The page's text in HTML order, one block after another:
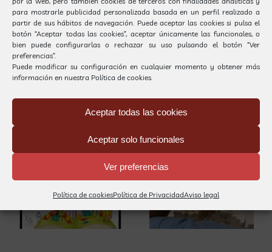
para mostrarle publicidad personalizada basada en un perfil realizado a
partir de sus hábitos de navegación. Puede aceptar las cookies si pulsa el
botón “Aceptar todas las cookies”, aceptar únicamente las funcionales, o
bien puede configurarlas o rechazar su uso pulsando el botón “Ver
preferencias”.
Puede modificar su configuración en cualquier momento y obtener más
información en nuestra Política de cookies.
Aceptar todas las cookies
Aceptar solo funcionales
Ver preferencias
Política de cookiesPolítica de PrivacidadAviso legal
Compartir
Artículos relacionados
alimentación
en los niños
con TEA
atención de
las personas
orientaciones
para
familias,